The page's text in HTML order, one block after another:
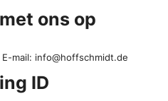
ons op
mail: info@hoffschmidt.de
ID